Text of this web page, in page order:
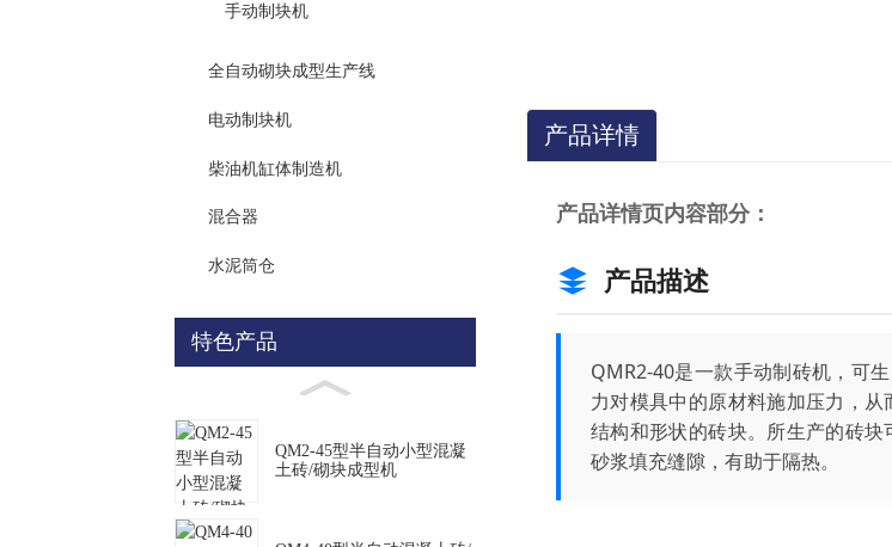
手动制块机
全自动砌块成型生产线
电动制块机
柴油机缸体制造机
混合器
水泥筒仓
特色产品
QM2-45型半自动小型混凝
土砖/砌块成型机
产品详情
产品详情页内容部分：
产品描述
QMR2-40是一款手动制砖机，可
力对模具中的原材料施加压力，
结构和形状的砖块。所生产的砖
砂浆填充缝隙，有助于隔热。